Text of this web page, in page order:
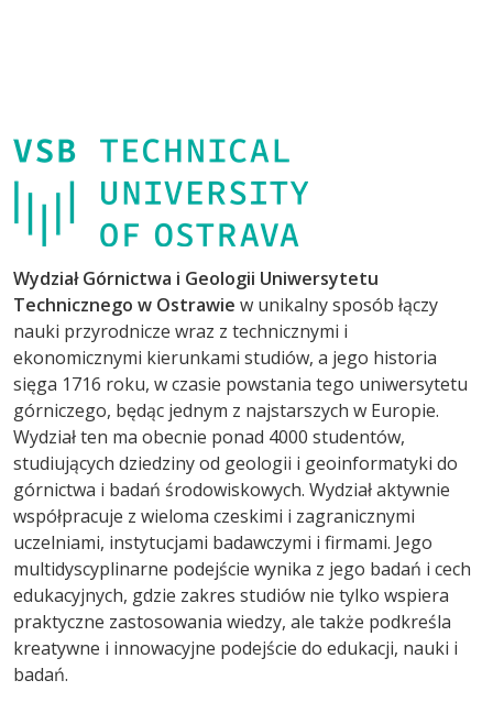
Wydział Górnictwa i Geologii Uniwersytetu
Technicznego w Ostrawie w unikalny sposób łączy
nauki przyrodnicze wraz z technicznymi i
ekonomicznymi kierunkami studiów, a jego historia
sięga 1716 roku, w czasie powstania tego uniwersytetu
górniczego, będąc jednym z najstarszych w Europie.
Wydział ten ma obecnie ponad 4000 studentów,
studiujących dziedziny od geologii i geoinformatyki do
górnictwa i badań środowiskowych. Wydział aktywnie
współpracuje z wieloma czeskimi i zagranicznymi
uczelniami, instytucjami badawczymi i firmami. Jego
multidyscyplinarne podejście wynika z jego badań i cech
edukacyjnych, gdzie zakres studiów nie tylko wspiera
praktyczne zastosowania wiedzy, ale także podkreśla
kreatywne i innowacyjne podejście do edukacji, nauki i
badań.